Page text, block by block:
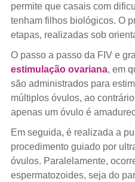
permite que casais com
tenham filhos biológicos. O
etapas, realizadas sob
O passo a passo da FIV e
estimulação ovariana, em
são administrados para
múltiplos óvulos, ao
apenas um óvulo é
Em seguida, é realizada a
procedimento guiado por
óvulos. Paralelamente,
espermatozoides, seja do